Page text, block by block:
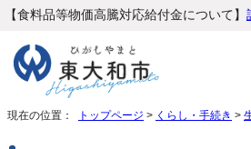
【食料品等物価高騰対応給付金について】
現在の位置： トップページ > くらし・手続き >